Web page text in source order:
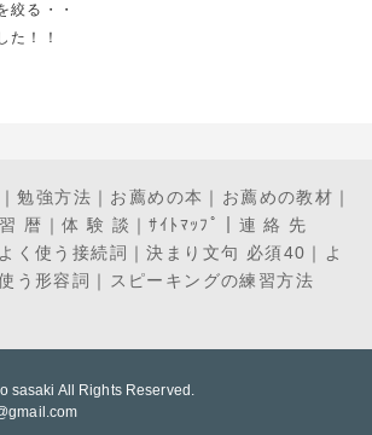
絞る・・
た！！
｜勉強方法 ｜ お薦めの本 ｜ お薦めの教材 ｜
暦 ｜体 験 談 ｜ｻｲﾄﾏｯﾌﾟ
連 絡 先
よく使う接続詞 ｜決まり文句 必須40 ｜
よ
う形容詞 ｜ スピーキングの練習方法
sasaki All Rights Reserved.